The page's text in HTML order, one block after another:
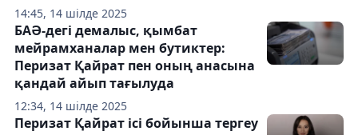
14:45, 14 шілде 2025
12:34, 14 шілде 2025
БАӘ-дегі демалыс, қымбат
мейрамханалар мен бутиктер:
Перизат Қайрат пен оның анасына
қандай айып тағылуда
Перизат Қайрат ісі бойынша тергеу